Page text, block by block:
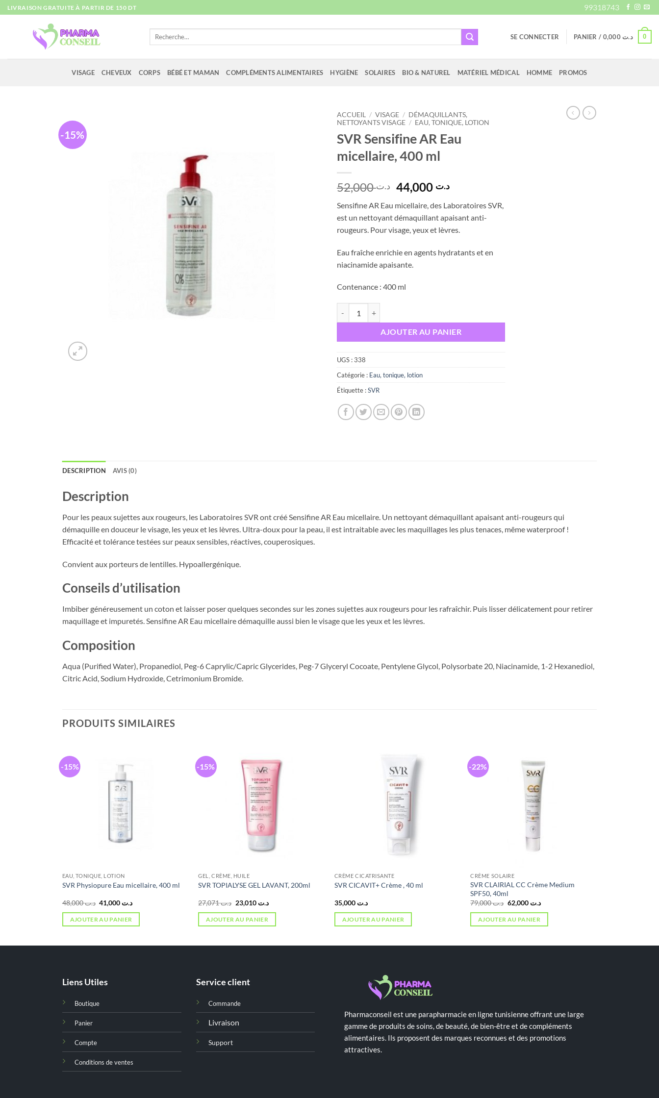
Passer
au
LIVRAISON GRATUITE À PARTIR DE 150 DT 99318743
Recherche
SE CONNECTER PANIER / د.ت 0,000 0
VISAGE CHEVEUX CORPS BÉBÉ ET MAMAN COMPLÉMENTS ALIMENTAIRES HYGIÈNE SOLAIRES BIO & NATUREL MATÉRIEL MÉDICAL HOMME PROMOS
-15%
ACCUEIL / VISAGE / DÉMAQUILLANTS,
NETTOYANTS VISAGE / EAU, TONIQUE, LOTION
SVR Sensifine AR Eau
micellaire, 400 ml
د.ت52,000
Le
prix
initial
était :
د.ت 52,000.
د.تLe
actuel
est :
Sensifine AR Eau micellaire, des Laboratoires SVR,
est un nettoyant démaquillant apaisant anti-
rougeurs. Pour visage, yeux et lèvres.
Eau fraîche enrichie en agents hydratants et en
niacinamide apaisante.
Contenance : 400 ml
AJOUTER AU PANIER
UGS :338
Catégorie : Eau, tonique, lotion
Étiquette :SVR
DESCRIPTION AVIS (0)
Description
Pour les peaux sujettes aux rougeurs, les Laboratoires SVR ont créé Sensifine AR Eau micellaire. Un nettoyant démaquillant apaisant anti-rougeurs qui
démaquille en douceur le visage, les yeux et les lèvres. Ultra-doux pour la peau, il est intraitable avec les maquillages les plus tenaces, même waterproof !
Efficacité et tolérance testées sur peaux sensibles, réactives, couperosiques.
Convient aux porteurs de lentilles. Hypoallergénique.
Conseils d’utilisation
Imbiber généreusement un coton et laisser poser quelques secondes sur les zones sujettes aux rougeurs pour les rafraîchir. Puis lisser délicatement pour retirer
maquillage et impuretés. Sensifine AR Eau micellaire démaquille aussi bien le visage que les yeux et les lèvres.
Composition
Aqua (Purified Water), Propanediol, Peg-6 Caprylic/Capric Glycerides, Peg-7 Glyceryl Cocoate, Pentylene Glycol, Polysorbate 20, Niacinamide, 1-2 Hexanediol,
Citric Acid, Sodium Hydroxide, Cetrimonium Bromide.
PRODUITS SIMILAIRES
-15%
EAU, TONIQUE, LOTION
SVR Physiopure Eau micellaire, 400 ml
د.ت48,000
Le
prix
initial
était :
د.تLe
actuel
AJOUTER AU PANIER
-15%
GEL, CRÈME, HUILE
SVR TOPIALYSE GEL LAVANT, 200ml
د.ت27,071
Le
prix
initial
était :
د.ت 23,010
Le
actuel
est :
AJOUTER AU PANIER
CRÈME CICATRISANTE
SVR CICAVIT+ Crème , 40 ml
د.ت 35,000
AJOUTER AU PANIER
-22%
CRÈME SOLAIRE
SVR CLAIRIAL CC Crème Medium
SPF50, 40ml
د.ت79,000
Le
prix
initial
était :
د.ت 62,000
Le
actuel
est :
AJOUTER AU PANIER
Liens Utiles
Boutique
Panier
Compte
Conditions de ventes
Service client
Commande
Livraison
Support
Pharmaconseil est une parapharmacie en ligne tunisienne offrant une large
gamme de produits de soins, de beauté, de bien-être et de compléments
alimentaires. Ils proposent des marques reconnues et des promotions
attractives.